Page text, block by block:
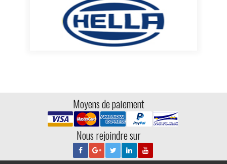
Moyens de paiement
Nous rejoindre sur